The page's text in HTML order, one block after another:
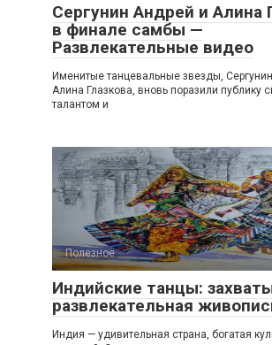
Сергунин Андрей и Алина
в финале самбы —
Развлекательные видео
Именитые танцевальные звезды,
Алина Глазкова, вновь поразили публику
талантом и
Полезное
Индийские танцы:
развлекательная
Индия — удивительная страна, богатая